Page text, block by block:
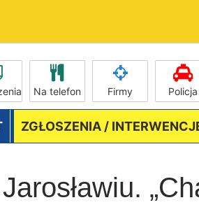
Na telefon Firmy Policja
ZGŁOSZENIA /